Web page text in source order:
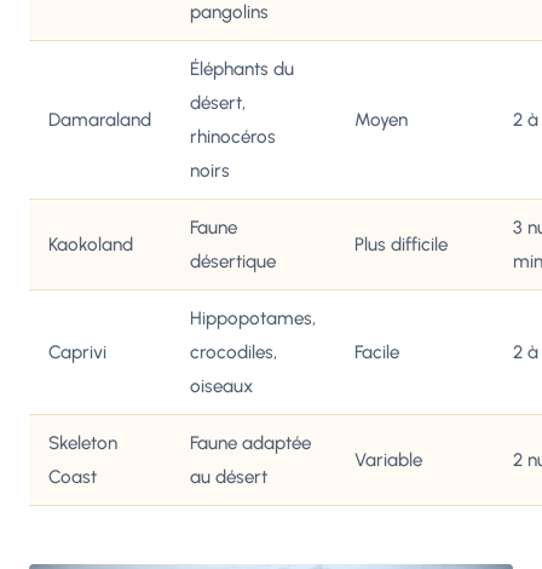
pangolins
Damaraland
Éléphants du
désert,
rhinocéros
noirs
Moyen 2 à
Kaokoland
Faune
désertique
Plus difficile
3
Caprivi
Hippopotames,
crocodiles,
oiseaux
Facile 2 à
Skeleton
Coast
Faune adaptée
au désert
Variable 2